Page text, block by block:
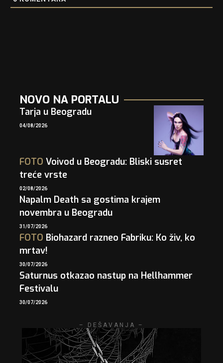
NOVO NA PORTALU
Tarja u Beogradu
04/08/2026
FOTO Voivod u Beogradu: Bliski susret
treće vrste
02/08/2026
Napalm Death sa gostima krajem
novembra u Beogradu
31/07/2026
FOTO Biohazard razneo Fabriku: Ko živ, ko
mrtav!
30/07/2026
Saturnus otkazao nastup na Hellhammer
Festivalu
30/07/2026
– DEŠAVANJA –